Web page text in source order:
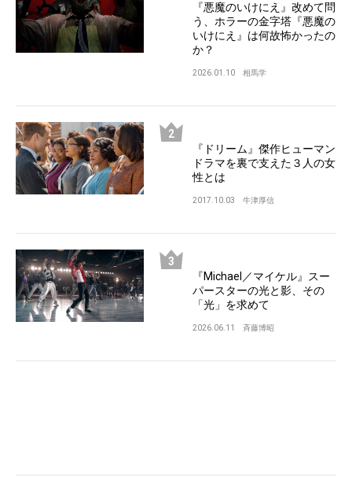
『悪魔のいけにえ』改めて問
う、ホラーの金字塔『悪魔の
いけにえ』は何故怖かったの
か？
2026.01.10 相馬学
『ドリーム』傑作ヒューマン
ドラマを裏で支えた３人の女
性とは
2017.10.03 牛津厚信
『Michael／マイケル』スー
パースターの光と影、その
「光」を求めて
2026.06.11 斉藤博昭